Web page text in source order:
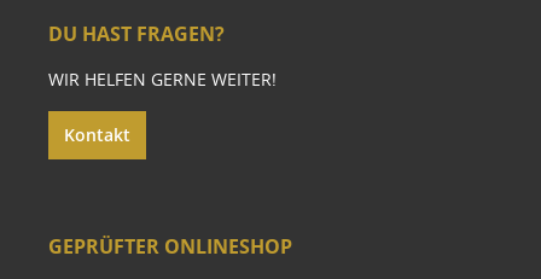
DU HAST FRAGEN?
WIR HELFEN GERNE WEITER!
Kontakt
GEPRÜFTER ONLINESHOP